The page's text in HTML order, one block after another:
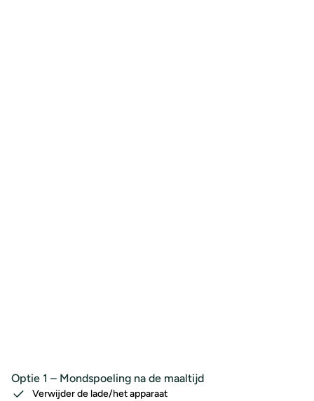
Optie 1 – Mondspoeling na de maaltijd
Verwijder de lade/het apparaat